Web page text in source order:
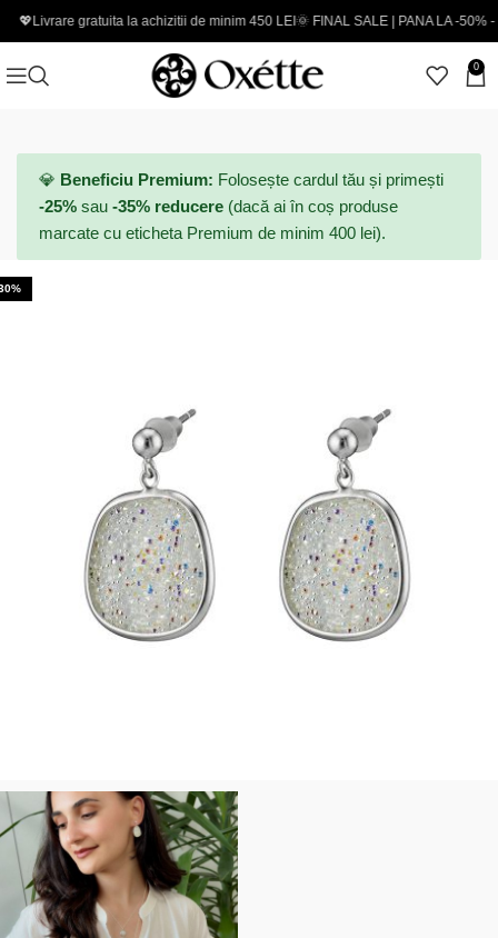
gratuita la achizitii de minim 450 LEI🌞 FINAL SALE | PANA LA -50% - Coduri
0
💎 Beneficiu Premium: Folosește cardul tău și primești
-25% sau -35% reducere (dacă ai în coș produse
marcate cu eticheta Premium de minim 400 lei).